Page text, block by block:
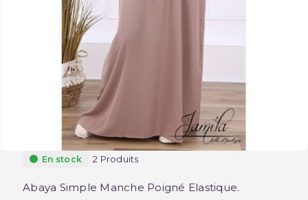
En stock 2 Produits
Abaya Simple Manche Poigné Elastique.